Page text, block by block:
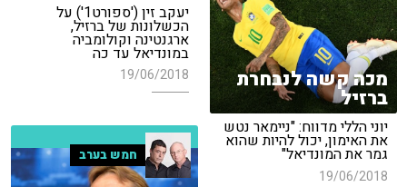
יעקב זין ('ספורט1') על
הכשלונות של ברזיל,
ארגנטינה וקולומביה
במונדיאל עד כה
19/06/2018 מכה קשה לנבחרת
ברזיל
יוני הללי מדווח: "ניימאר נטש
את האימון, יכול להיות שהוא
גמר את המונדיאל"
19/06/2018
חמש בערב